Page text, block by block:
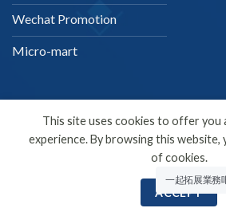
Wechat Promotion
Micro-mart
English
Copyright 2026 ©
SEO Company | Digital Marketing
一起拓展業務
This site uses cookies to offer you
experience. By browsing this website,
of cookies.
ACCEPT